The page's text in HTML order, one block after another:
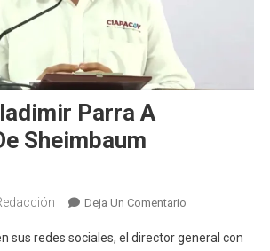
Parra A
Sheimbaum
Deja Un ComentarioEn
Suma
sus redes sociales, el director general con